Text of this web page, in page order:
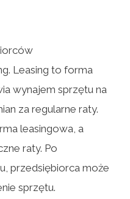
Leasing to forma
wynajem sprzętu na
za regularne raty.
leasingowa, a
raty. Po
przedsiębiorca może
sprzętu.